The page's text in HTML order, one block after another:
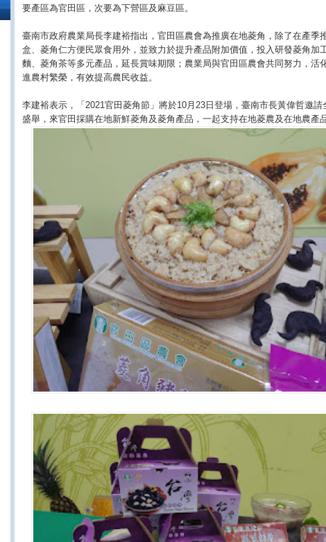
要產區為官田區，次要為下營區及麻豆區。
臺南市政府農業局長李建裕指出，官田區農會為推廣在地菱角，除了在產季
盒、菱角仁方便民眾食用外，並致力於提升產品附加價值，投入研發菱角加
麵、菱角茶等多元產品，延長賞味期限；農業局與官田區農會共同努力，活
進農村繁榮，有效提高農民收益。
李建裕表示，「2021官田菱角節」將於10月23日登場，臺南市長黃偉哲邀請
盛舉，來官田採購在地新鮮菱角及菱角產品，一起支持在地菱農及在地農產品